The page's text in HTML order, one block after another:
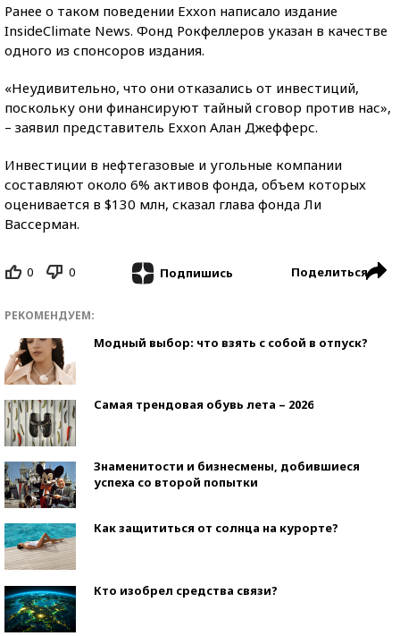
Ранее о таком поведении Exxon написало издание
InsideClimate News. Фонд Рокфеллеров указан в качестве
одного из спонсоров издания.
«Неудивительно, что они отказались от инвестиций,
поскольку они финансируют тайный сговор против нас»,
– заявил представитель Exxon Алан Джефферс.
Инвестиции в нефтегазовые и угольные компании
составляют около 6% активов фонда, объем которых
оценивается в $130 млн, сказал глава фонда Ли
Вассерман.
0 0 Подпишись Поделиться
РЕКОМЕНДУЕМ:
Модный выбор: что взять с собой в отпуск?
Самая трендовая обувь лета – 2026
Знаменитости и бизнесмены, добившиеся
успеха со второй попытки
Как защититься от солнца на курорте?
Кто изобрел средства связи?